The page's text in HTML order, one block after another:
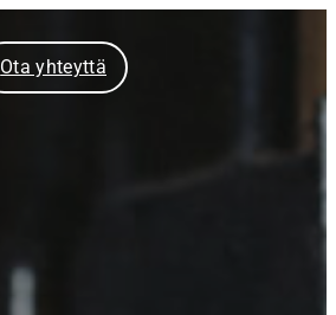
Ota yhteyttä